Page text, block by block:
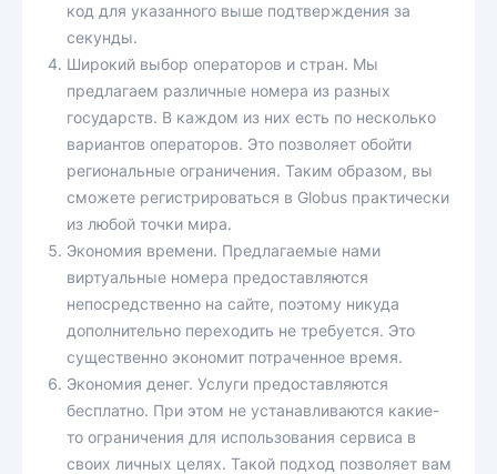
код для указанного выше подтверждения за
секунды.
Широкий выбор операторов и стран. Мы
предлагаем различные номера из разных
государств. В каждом из них есть по несколько
вариантов операторов. Это позволяет обойти
региональные ограничения. Таким образом, вы
сможете регистрироваться в Globus практически
из любой точки мира.
Экономия времени. Предлагаемые нами
виртуальные номера предоставляются
непосредственно на сайте, поэтому никуда
дополнительно переходить не требуется. Это
существенно экономит потраченное время.
Экономия денег. Услуги предоставляются
бесплатно. При этом не устанавливаются какие-
то ограничения для использования сервиса в
своих личных целях. Такой подход позволяет вам